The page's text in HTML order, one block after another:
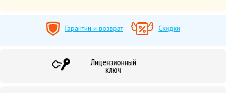
Гарантии и возврат Скидки
Лицензионный
ключ